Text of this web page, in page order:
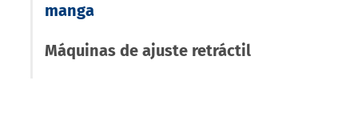
manga
Máquinas de ajuste retráctil